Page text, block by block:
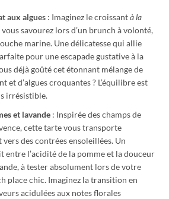
aux algues : Imaginez le croissantà la
vous savourez lors d’un brunch à volonté,
marine. Une délicatesse qui allie
pour une escapade gustative à la
déjà goûté cet étonnant mélange de
et d’algues croquantes ? L’équilibre est
irrésistible.
et lavande : Inspirée des champs de
cette tarte vous transporte
des contrées ensoleillées. Un
entre l’acidité de la pomme et la douceur
à tester absolument lors de votre
place chic. Imaginez la transition en
acidulées aux notes florales